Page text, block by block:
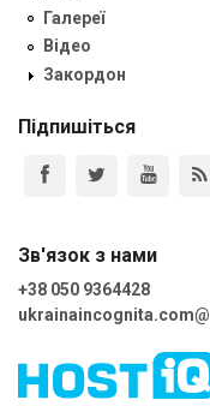
Галереї
Відео
Закордон
Підпишіться
Зв'язок з нами
+38 050 9364428